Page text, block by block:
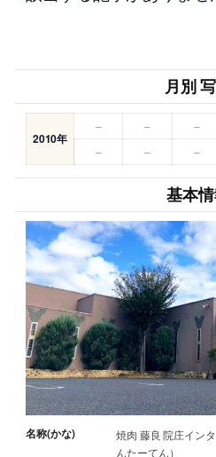
月別
2010年
– – –
–
– –
基本
名称(かな)
焼肉 藤良 院庄イン
んたーてん）